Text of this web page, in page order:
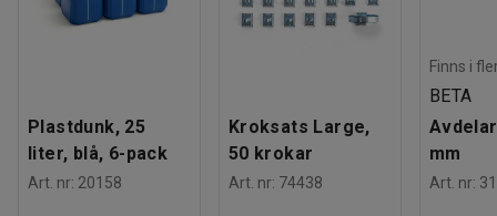
Plastdunk, 25
liter, blå, 6-pack
Art. nr: 20158
Kroksats Large,
50 krokar
Art. nr: 74438
Finns i
BETA
mm
Art. nr: